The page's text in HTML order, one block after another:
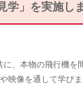
」を実施し
、本物の飛行機
映像を通して学びま